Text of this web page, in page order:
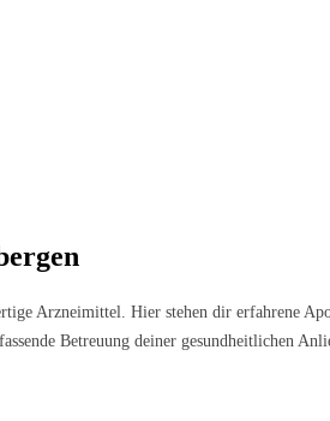
Arzneimittel. Hier stehen dir erfahrene
Betreuung deiner gesundheitlichen